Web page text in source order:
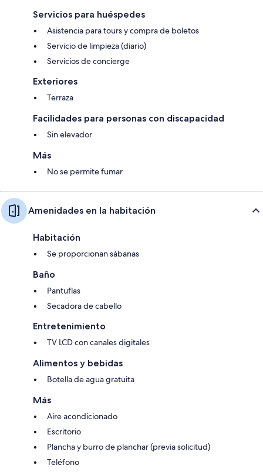
Servicios para huéspedes
Asistencia para tours y compra de boletos
Servicio de limpieza (diario)
Servicios de concierge
Exteriores
Terraza
Facilidades para personas con discapacidad
Sin elevador
Más
No se permite fumar
Amenidades en la habitación
Habitación
Se proporcionan sábanas
Baño
Pantuflas
Secadora de cabello
Entretenimiento
TV LCD con canales digitales
Alimentos y bebidas
Botella de agua gratuita
Más
Aire acondicionado
Escritorio
Plancha y burro de planchar (previa solicitud)
Teléfono